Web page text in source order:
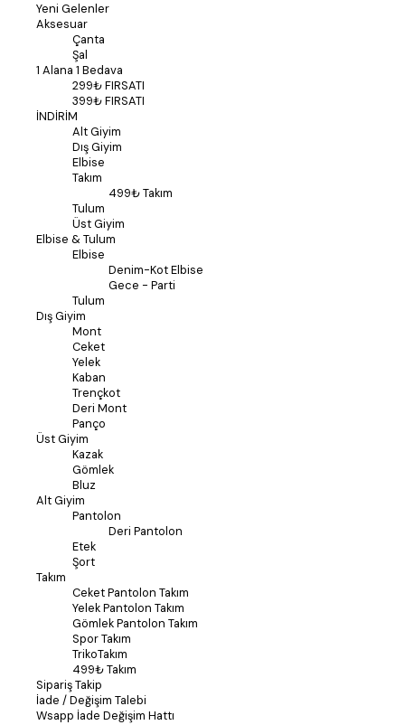
Yeni Gelenler
Aksesuar
Çanta
Şal
1 Alana 1 Bedava
299₺ FIRSATI
399₺ FIRSATI
İNDİRİM
Alt Giyim
Dış Giyim
Elbise
Takım
499₺ Takım
Tulum
Üst Giyim
Elbise & Tulum
Elbise
Denim-Kot Elbise
Gece - Parti
Tulum
Dış Giyim
Mont
Ceket
Yelek
Kaban
Trençkot
Deri Mont
Panço
Üst Giyim
Kazak
Gömlek
Bluz
Alt Giyim
Pantolon
Deri Pantolon
Etek
Şort
Takım
Ceket Pantolon Takım
Yelek Pantolon Takım
Gömlek Pantolon Takım
Spor Takım
TrikoTakım
499₺ Takım
Sipariş Takip
İade / Değişim Talebi
Wsapp İade Değişim Hattı